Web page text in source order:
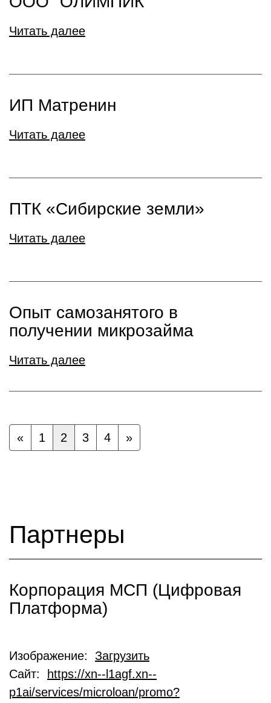
Читать далее
ИП Матренин
Читать далее
ПТК «Сибирские земли»
Читать далее
Опыт самозанятого в
получении микрозайма
Читать далее
« 1 2 3 4 »
Партнеры
Корпорация МСП (Цифровая
Платформа)
Изображение: Загрузить
Сайт:
https://xn--l1agf.xn--
p1ai/services/microloan/promo?